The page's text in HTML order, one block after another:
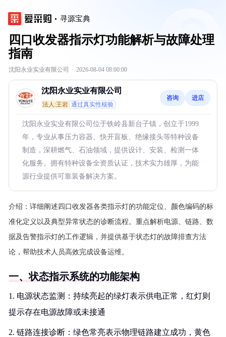
寻源宝典
四口收发器指示灯功能解析与故障处理
指南
沈阳永业实业有限公司 · 2026-08-04 08:00:00
沈阳永业实业有限公司
法人:王岩 通过真实性核验
咨询 进店
沈阳永业实业有限公司位于铁岭县新台子镇，创立于1999
年，专业从事压力容器、快开盲板、绝缘接头等特种设备
制造，深耕燃气、石油领域，提供设计、安装、检测一体
化服务。拥有特种设备全资质认证，技术实力雄厚，为能
源行业提供可靠装备解决方案。
介绍： 详细阐述四口收发器各类指示灯的功能定位、颜色编码的标
准化定义以及典型异常状态的诊断流程。重点解析电源、链路、数
据及告警指示灯的工作逻辑，并提供基于状态灯的故障排查方法
论，帮助技术人员高效完成设备运维。
一、状态指示系统的功能架构
1. 电源状态监测：持续亮起的绿灯表示供电正常，红灯则
提示存在电源故障或未接通
2. 链路连接诊断：绿色常亮表示物理链路建立成功，黄色